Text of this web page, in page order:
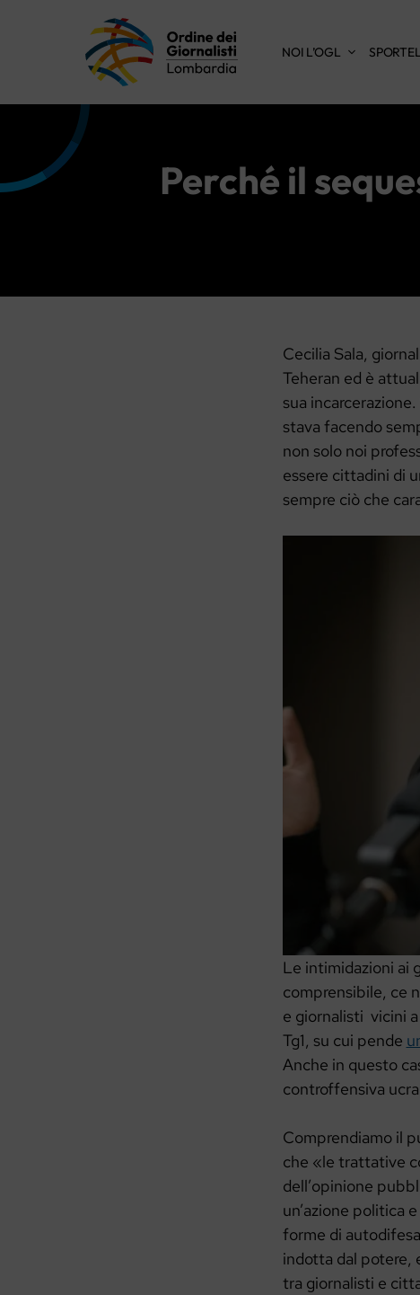
NOI L’OGL
Perché il
Cecilia Sala,
Teheran ed è
sua
stava facendo
non solo noi
essere cittadini di
sempre ciò che
Le intimidazioni ai
comprensibile, ce
e giornalisti vicini
Tg1, su cui pende
Anche in questo
controffensiva
Comprendiamo il
che «le trattative
dell’opinione
un’azione politica
forme di
indotta dal potere,
tra giornalisti e